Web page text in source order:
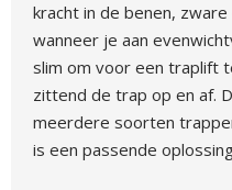
kracht in de benen,
wanneer je aan
slim om voor een traplift
zittend de trap op en af.
meerdere soorten
is een passende